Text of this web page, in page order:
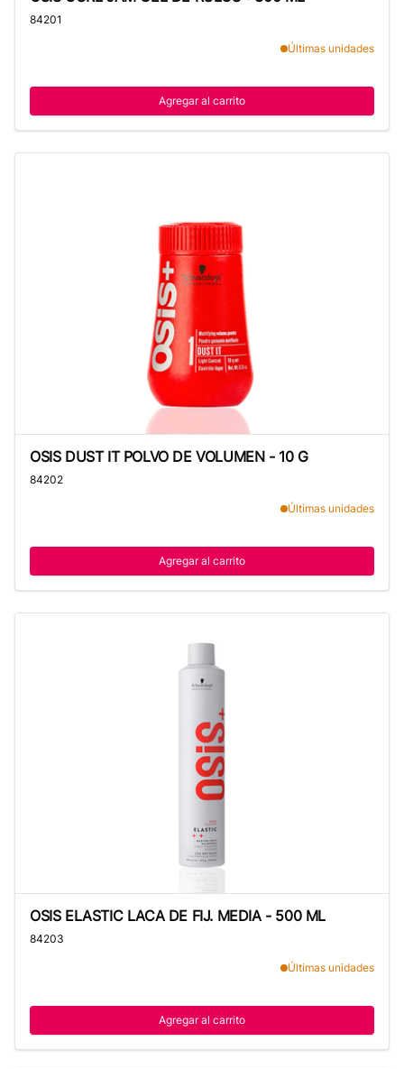
84201
Últimas unidades
Agregar al carrito
OSIS DUST IT POLVO DE VOLUMEN - 10 G
84202
Últimas unidades
Agregar al carrito
OSIS ELASTIC LACA DE FIJ. MEDIA - 500 ML
84203
Últimas unidades
Agregar al carrito